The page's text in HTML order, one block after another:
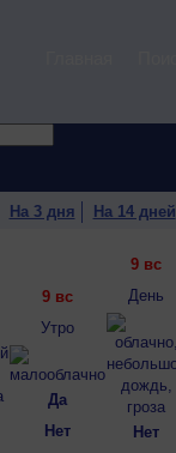
На 3 дня На 14 дней
9 вс
Утро
Да
Нет
9 вс
День
Нет